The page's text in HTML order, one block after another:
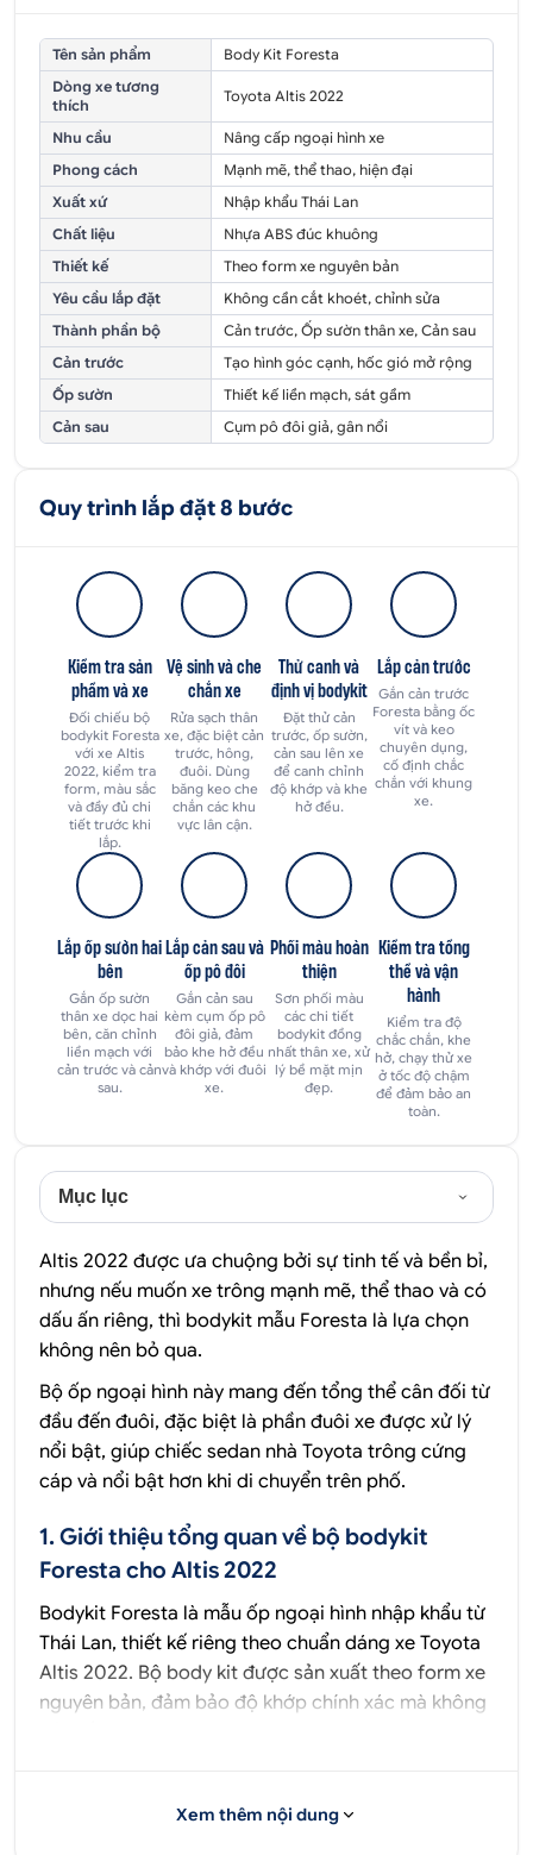
Tên sản phẩm
Body Kit Foresta
Dòng xe tương
thích
Toyota Altis 2022
Nhu cầu
Nâng cấp ngoại hình xe
Phong cách
Mạnh mẽ, thể thao, hiện đại
Xuất xứ
Nhập khẩu Thái Lan
Chất liệu
Nhựa ABS đúc khuông
Thiết kế
Theo form xe nguyên bản
Yêu cầu lắp đặt
Không cần cắt khoét, chỉnh sửa
Thành phần bộ
Cản trước, Ốp sườn thân xe, Cản sau
Cản trước
Tạo hình góc cạnh, hốc gió mở rộng
Ốp sườn
Thiết kế liền mạch, sát gầm
Cản sau
Cụm pô đôi giả, gân nổi
Quy trình lắp đặt 8 bước
Kiểm tra sản
phẩm và xe
Đối chiếu bộ
bodykit Foresta
với xe Altis
2022, kiểm tra
form, màu sắc
và đầy đủ chi
tiết trước khi
lắp.
Vệ sinh và che
chắn xe
Rửa sạch thân
xe, đặc biệt cản
trước, hông,
đuôi. Dùng
băng keo che
chắn các khu
vực lân cận.
Thử canh và
định vị bodykit
Đặt thử cản
trước, ốp sườn,
cản sau lên xe
để canh chỉnh
độ khớp và khe
hở đều.
Lắp cản trước
Gắn cản trước
Foresta bằng ốc
vít và keo
chuyên dụng,
cố định chắc
chắn với khung
xe.
Lắp ốp sườn hai
bên
Gắn ốp sườn
thân xe dọc hai
bên, căn chỉnh
liền mạch với
cản trước và cản
sau.
Lắp cản sau và
ốp pô đôi
Gắn cản sau
kèm cụm ốp pô
đôi giả, đảm
bảo khe hở đều
và khớp với đuôi
xe.
Phối màu hoàn
thiện
Sơn phối màu
các chi tiết
bodykit đồng
nhất thân xe, xử
lý bề mặt mịn
đẹp.
Kiểm tra tổng
thể và vận
hành
Kiểm tra độ
chắc chắn, khe
hở, chạy thử xe
ở tốc độ chậm
để đảm bảo an
toàn.
Mục lục
Altis 2022 được ưa chuộng bởi sự tinh tế và bền bỉ,
nhưng nếu muốn xe trông mạnh mẽ, thể thao và có
dấu ấn riêng, thì bodykit mẫu Foresta là lựa chọn
không nên bỏ qua.
Bộ ốp ngoại hình này mang đến tổng thể cân đối từ
đầu đến đuôi, đặc biệt là phần đuôi xe được xử lý
nổi bật, giúp chiếc sedan nhà Toyota trông cứng
cáp và nổi bật hơn khi di chuyển trên phố.
1. Giới thiệu tổng quan về bộ bodykit
Foresta cho Altis 2022
Bodykit Foresta là mẫu ốp ngoại hình nhập khẩu từ
Thái Lan, thiết kế riêng theo chuẩn dáng xe Toyota
Altis 2022. Bộ body kit được sản xuất theo form xe
nguyên bản, đảm bảo độ khớp chính xác mà không
định hình, có độ dẻo và độ bền cao, phù hợp với
điều kiện sử dụng tại Việt Nam.
Xem thêm nội dung